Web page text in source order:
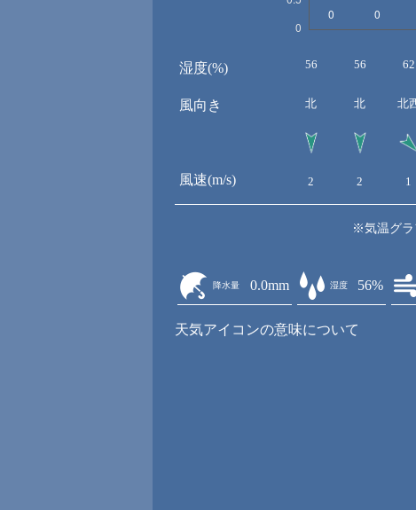
湿度(%)
風向き
風速(m/s)
56 56 62
北 北 北
2 2 1
※気温グラ
降水量 0.0mm 湿度 56%
天気アイコンの意味について